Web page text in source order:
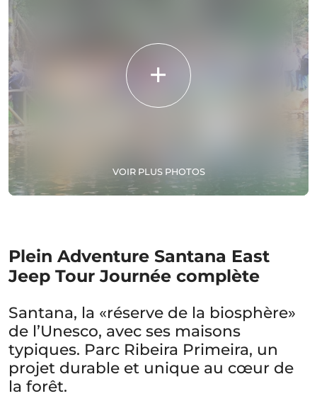
VOIR PLUS PHOTOS
Plein Adventure Santana East
Jeep Tour Journée complète
Santana, la «réserve de la biosphère»
de l’Unesco, avec ses maisons
typiques. Parc Ribeira Primeira, un
projet durable et unique au cœur de
la forêt.